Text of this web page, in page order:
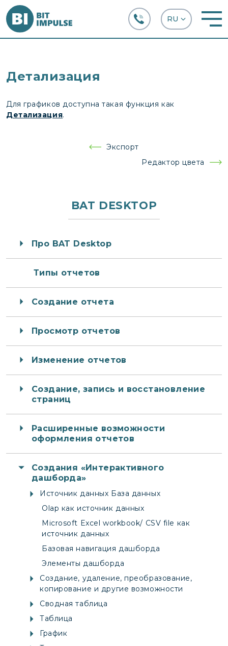
Детализация
Для графиков доступна такая функция как
Детализация.
Экспорт
Редактор цвета
BAT DESKTOP
Про BAT Desktop
Типы отчетов
Создание отчета
Просмотр отчетов
Изменение отчетов
Создание, запись и восстановление
страниц
Расширенные возможности
оформления отчетов
Создания «Интерактивного
дашборда»
Источник данных База данных
Olap как источник данных
Microsoft Excel workbook/ CSV file как
источник данных
Базовая навигация дашборда
Элементы дашборда
Создание, удаление, преобразование,
копирование и другие возможности
Сводная таблица
Таблица
График